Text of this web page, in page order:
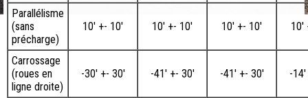
Parallélisme
(sans
précharge)
10' +- 10′ 10' +- 10′ 10' +- 10′ 10'
Carrossage
(roues en
ligne droite)
-30′ +- 30′ -41′ +- 30′ -41′ +- 30′ -